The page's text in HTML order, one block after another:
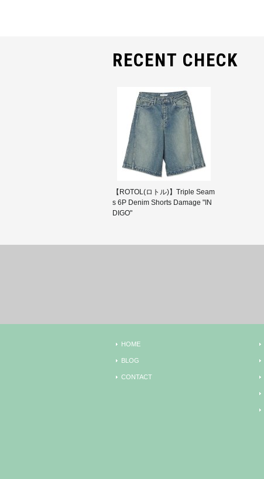
RECENT CHECK
【ROTOL(ロトル)】Triple Seam
s 6P Denim Shorts Damage "IN
DIGO"
HOME
BLOG
CONTACT